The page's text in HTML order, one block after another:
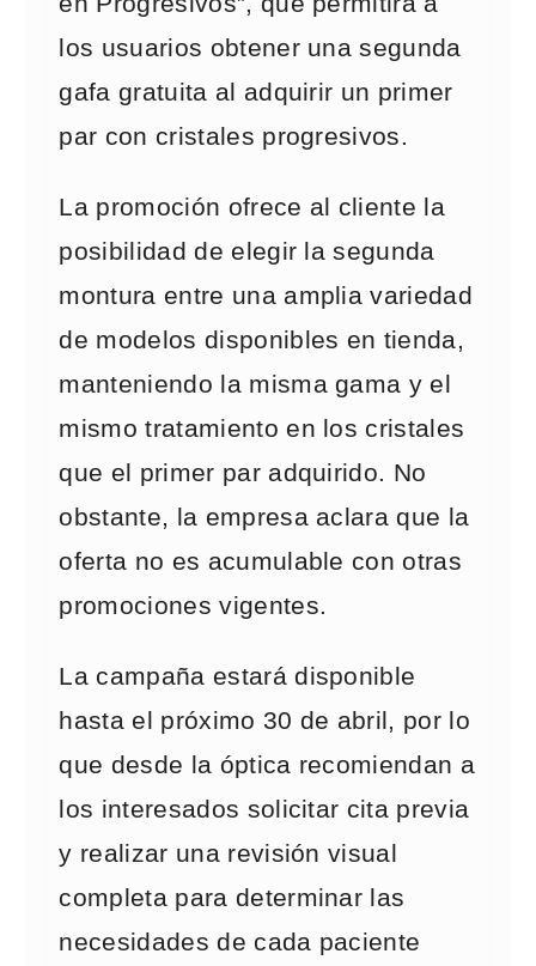
los usuarios obtener una segunda
gafa gratuita al adquirir un primer
par con cristales progresivos.
La promoción ofrece al cliente la
posibilidad de elegir la segunda
montura entre una amplia variedad
de modelos disponibles en tienda,
manteniendo la misma gama y el
mismo tratamiento en los cristales
que el primer par adquirido. No
obstante, la empresa aclara que la
oferta no es acumulable con otras
promociones vigentes.
La campaña estará disponible
hasta el próximo 30 de abril, por lo
que desde la óptica recomiendan a
los interesados solicitar cita previa
y realizar una revisión visual
completa para determinar las
necesidades de cada paciente